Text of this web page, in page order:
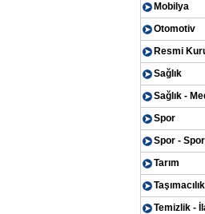
Mobilya
Otomotiv
Resmi
Sağlık
Sağlık -
Spor
Spor -
Tarım
Taşımacılık
Temizlik -